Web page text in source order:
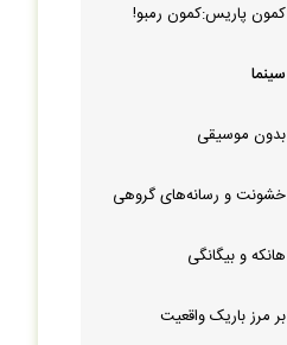
کمون پاریس:کمون رمبو!
سینما
بدون موسیقی
خشونت و رسانه‏‌های گروهی
هانکه و بیگانگی
بر مرز باریک واقعیت